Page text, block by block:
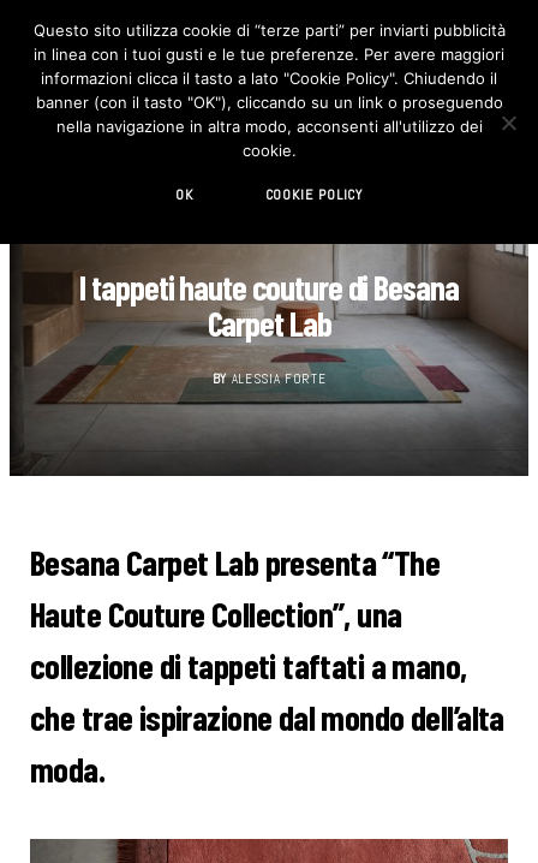
F
c
e
b
o
I
n
s
t
I tappeti haute couture di Besana
Carpet Lab
BY ALESSIA FORTE
Besana Carpet Lab presenta “The
Haute Couture Collection”, una
collezione di tappeti taftati a mano,
che trae ispirazione dal mondo dell’alta
moda.
Questo sito utilizza cookie di “terze parti” per inviarti pubblicità
in linea con i tuoi gusti e le tue preferenze. Per avere maggiori
informazioni clicca il tasto a lato "Cookie Policy". Chiudendo il
banner (con il tasto "OK"), cliccando su un link o proseguendo
nella navigazione in altra modo, acconsenti all'utilizzo dei
cookie.
OK COOKIE POLICY